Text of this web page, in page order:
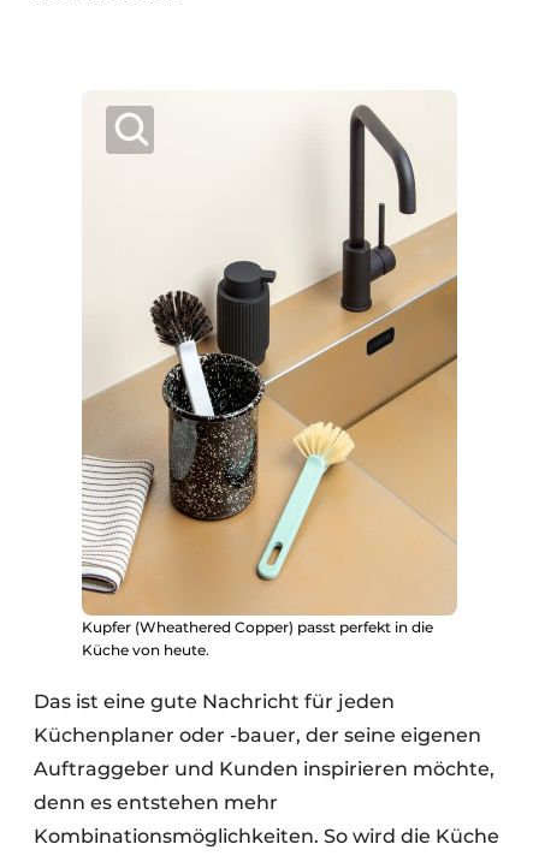
Kupfer (Wheathered Copper) passt perfekt in die
Küche von heute.
Das ist eine gute Nachricht für jeden
Küchenplaner oder -bauer, der seine eigenen
Auftraggeber und Kunden inspirieren möchte,
denn es entstehen mehr
Kombinationsmöglichkeiten. So wird die Küche